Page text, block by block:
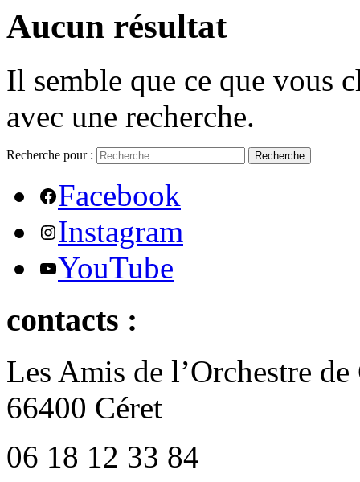
Aucun résultat
Il semble que ce que vous
avec une recherche.
Recherche pour : Recherche
Facebook
Instagram
YouTube
contacts :
Les Amis de l’Orchestre
66400 Céret
06 18 12 33 84